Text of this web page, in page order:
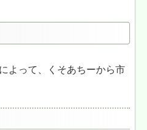
よって、くそあちーから市